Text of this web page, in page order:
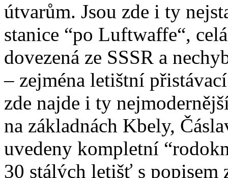
útvarům. Jsou zde i ty
stanice “po Luftwaffe“,
dovezená ze SSSR a
– zejména letištní
zde najde i ty
na základnách Kbely,
uvedeny kompletní
30 stálých letišť s popisem